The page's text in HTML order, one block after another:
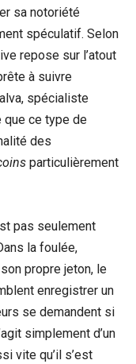
sa notoriété
spéculatif. Selon
repose sur l’atout
à suivre
spécialiste
que ce type de
des
particulièrement
pas seulement
la foulée,
propre jeton, le
enregistrer un
se demandent si
simplement d’un
vite qu’il s’est